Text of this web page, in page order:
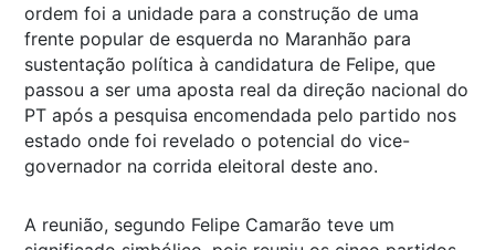
ordem foi a unidade para a construção de uma
frente popular de esquerda no Maranhão para
sustentação política à candidatura de Felipe, que
passou a ser uma aposta real da direção nacional do
PT após a pesquisa encomendada pelo partido nos
estado onde foi revelado o potencial do vice-
governador na corrida eleitoral deste ano.
A reunião, segundo Felipe Camarão teve um